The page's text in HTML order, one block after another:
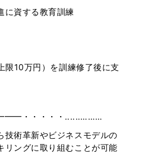
に資する教育訓練
限10万円）を訓練修了後に支
・・・・‥‥‥………
技術革新やビジネスモデルの
リングに取り組むことが可能